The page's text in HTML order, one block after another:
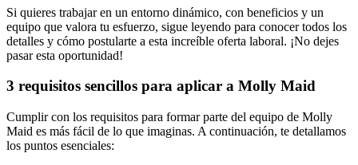
Si quieres trabajar en un entorno dinámico, con beneficios y un
equipo que valora tu esfuerzo, sigue leyendo para conocer todos los
detalles y cómo postularte a esta increíble oferta laboral. ¡No dejes
pasar esta oportunidad!
3 requisitos sencillos para aplicar a Molly Maid
Cumplir con los requisitos para formar parte del equipo de Molly
Maid es más fácil de lo que imaginas. A continuación, te detallamos
los puntos esenciales: